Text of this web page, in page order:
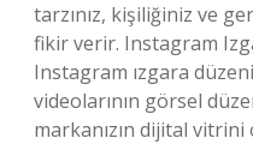
tarzınız, kişiliğiniz ve
fikir verir. Instagram
Instagram ızgara
videolarının görsel
markanızın dijital